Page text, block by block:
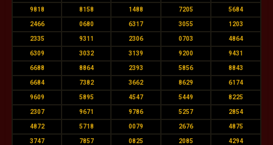
9818 8158 1488 7205 5684
2466 0680 6317 3055 1203
2335 9311 2306 0703 4864
6309 3032 3139 9200 9431
6688 8864 2393 5856 8843
6684 7382 3662 8629 6174
9609 5895 4547 5449 8225
2307 9671 9786 5257 2854
4872 5718 0079 2676 4875
3747 7857 0825 2085 4294